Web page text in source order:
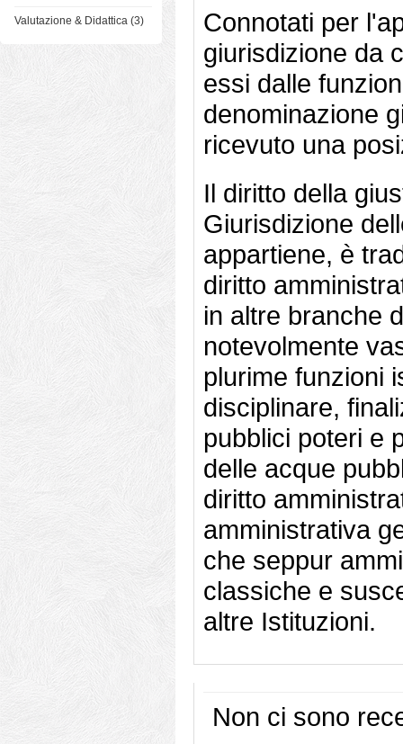
Valutazione & Didattica (3)
Connotati per
giurisdizione da
essi dalle
denominazione
ricevuto una
Il diritto della
Giurisdizione
appartiene, è
diritto
in altre branche
notevolmente
plurime funzioni
disciplinare,
pubblici poteri e
delle acque
diritto
amministrativa
che seppur
classiche e
altre Istituzioni.
Non ci sono